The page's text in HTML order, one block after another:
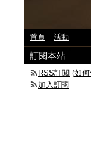
首頁 活動
訂閱本站
RSS訂閱 (如
加入訂閱